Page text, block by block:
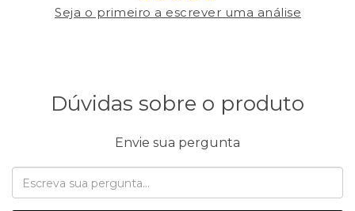
Seja o primeiro a escrever uma análise
Dúvidas sobre o produto
Envie sua pergunta